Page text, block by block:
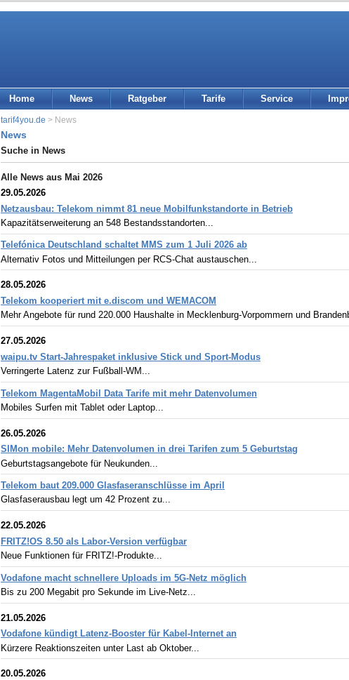
Home News Ratgeber Tarife Service
tarif4you.de > News
News
Suche in News
Alle News aus Mai 2026
29.05.2026
Netzausbau: Telekom nimmt 81 neue Mobilfunkstandorte in Betrieb
Kapazitätserweiterung an 548 Bestandsstandorten...
Telefónica Deutschland schaltet MMS zum 1 Juli 2026 ab
Alternativ Fotos und Mitteilungen per RCS-Chat austauschen...
28.05.2026
Telekom kooperiert mit e.discom und WEMACOM
Mehr Angebote für rund 220.000 Haushalte in Mecklenburg-Vorpommern und
27.05.2026
waipu.tv Start-Jahrespaket inklusive Stick und Sport-Modus
Verringerte Latenz zur Fußball-WM...
Telekom MagentaMobil Data Tarife mit mehr Datenvolumen
Mobiles Surfen mit Tablet oder Laptop...
26.05.2026
SIMon mobile: Mehr Datenvolumen in drei Tarifen zum 5 Geburtstag
Geburtstagsangebote für Neukunden...
Telekom baut 209.000 Glasfaseranschlüsse im April
Glasfaserausbau legt um 42 Prozent zu...
22.05.2026
FRITZ!OS 8.50 als Labor-Version verfügbar
Neue Funktionen für FRITZ!-Produkte...
Vodafone macht schnellere Uploads im 5G-Netz möglich
Bis zu 200 Megabit pro Sekunde im Live-Netz...
21.05.2026
Vodafone kündigt Latenz-Booster für Kabel-Internet an
Kürzere Reaktionszeiten unter Last ab Oktober...
20.05.2026